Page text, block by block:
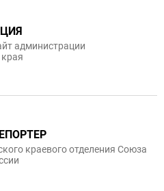
администрации
краевого отделения Союза